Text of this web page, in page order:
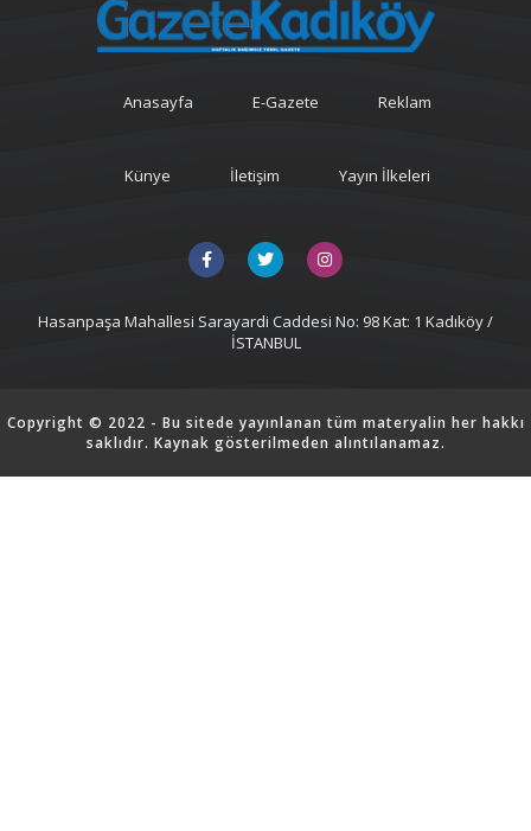
Anasayfa E-Gazete Reklam
Künye İletişim Yayın İlkeleri
Hasanpaşa Mahallesi Sarayardi Caddesi No: 98 Kat: 1 Kadıköy /
İSTANBUL
Copyright © 2022 - Bu sitede yayınlanan tüm materyalin her hakkı
saklıdır. Kaynak gösterilmeden alıntılanamaz.